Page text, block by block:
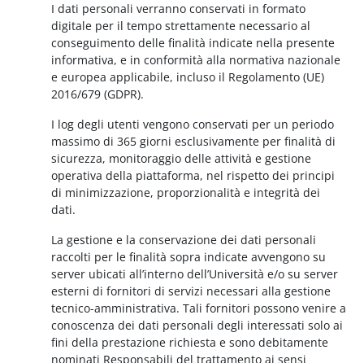
I dati personali verranno conservati in formato
digitale per il tempo strettamente necessario al
conseguimento delle finalità indicate nella presente
informativa, e in conformità alla normativa nazionale
e europea applicabile, incluso il Regolamento (UE)
2016/679 (GDPR).
I log degli utenti vengono conservati per un periodo
massimo di 365 giorni esclusivamente per finalità di
sicurezza, monitoraggio delle attività e gestione
operativa della piattaforma, nel rispetto dei principi
di minimizzazione, proporzionalità e integrità dei
dati.
La gestione e la conservazione dei dati personali
raccolti per le finalità sopra indicate avvengono su
server ubicati all’interno dell’Università e/o su server
esterni di fornitori di servizi necessari alla gestione
tecnico-amministrativa. Tali fornitori possono venire a
conoscenza dei dati personali degli interessati solo ai
fini della prestazione richiesta e sono debitamente
nominati Responsabili del trattamento ai sensi